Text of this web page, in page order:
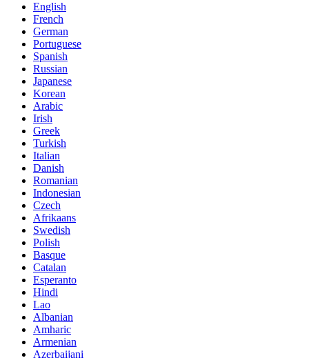
English
French
German
Portuguese
Spanish
Russian
Japanese
Korean
Arabic
Irish
Greek
Turkish
Italian
Danish
Romanian
Indonesian
Czech
Afrikaans
Swedish
Polish
Basque
Catalan
Esperanto
Hindi
Lao
Albanian
Amharic
Armenian
Azerbaijani